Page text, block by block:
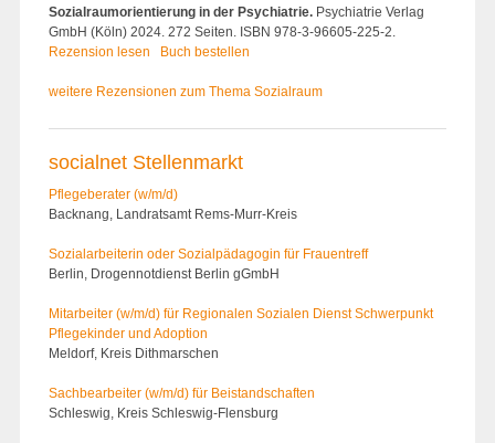
Sozialraumorientierung in der Psychiatrie. Psychiatrie Verlag
GmbH (Köln) 2024. 272 Seiten. ISBN 978-3-96605-225-2.
Rezension lesen
Buch bestellen
weitere Rezensionen zum Thema Sozialraum
socialnet Stellenmarkt
Pflegeberater (w/m/d)
Backnang, Landratsamt Rems-Murr-Kreis
Sozialarbeiterin oder Sozialpädagogin für Frauentreff
Berlin, Drogennotdienst Berlin gGmbH
Mitarbeiter (w/m/d) für Regionalen Sozialen Dienst Schwerpunkt
Pflegekinder und Adoption
Meldorf, Kreis Dithmarschen
Sachbearbeiter (w/m/d) für Beistandschaften
Schleswig, Kreis Schleswig-Flensburg